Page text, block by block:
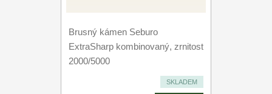
Brusný kámen Seburo
ExtraSharp kombinovaný, zrnitost
2000/5000
SKLADEM